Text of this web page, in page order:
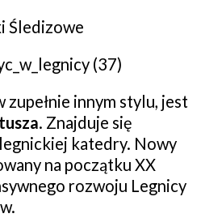
zupełnie innym stylu, jest
. Znajduje się
katedry. Nowy
na początku XX
rozwoju Legnicy